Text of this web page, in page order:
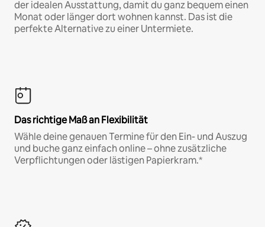
der idealen Ausstattung, damit du ganz bequem einen
Monat oder länger dort wohnen kannst. Das ist die
perfekte Alternative zu einer Untermiete.
Das richtige Maß an Flexibilität
Wähle deine genauen Termine für den Ein- und Auszug
und buche ganz einfach online – ohne zusätzliche
Verpflichtungen oder lästigen Papierkram.*